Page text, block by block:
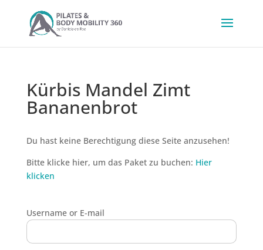
Kürbis Mandel Zimt
Bananenbrot
Du hast keine Berechtigung diese Seite anzusehen!
Bitte klicke hier, um das Paket zu buchen: Hier
klicken
Username or E-mail